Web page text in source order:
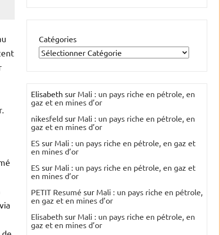
Catégories
Elisabeth sur Mali : un pays riche en pétrole, en
gaz et en mines d’or
nikesfeld sur Mali : un pays riche en pétrole, en
gaz et en mines d’or
ES sur Mali : un pays riche en pétrole, en gaz et
en mines d’or
ES sur Mali : un pays riche en pétrole, en gaz et
en mines d’or
PETIT Resumé sur Mali : un pays riche en pétrole,
en gaz et en mines d’or
Elisabeth sur Mali : un pays riche en pétrole, en
gaz et en mines d’or